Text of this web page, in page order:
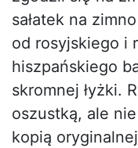
sałatek na
od rosyjskiego i
hiszpańskiego
skromnej łyżki.
oszustką, ale
kopią